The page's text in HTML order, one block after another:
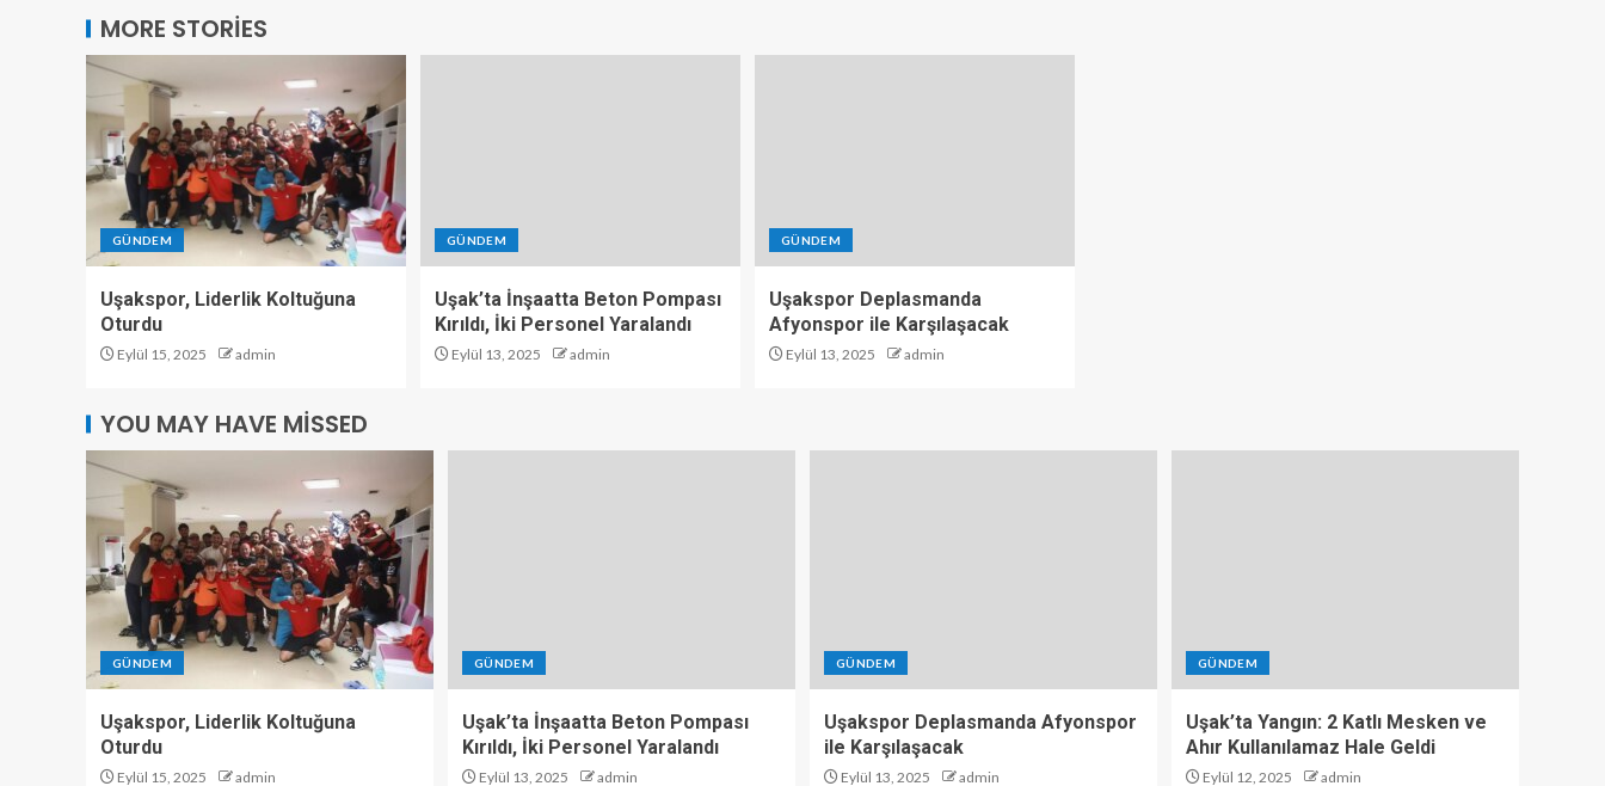
MORE STORIES
GÜNDEM
Uşakspor, Liderlik Koltuğuna
Oturdu
Eylül 15, 2025 admin
GÜNDEM
Uşak’ta İnşaatta Beton Pompası
Kırıldı, İki Personel Yaralandı
Eylül 13, 2025 admin
GÜNDEM
Uşakspor Deplasmanda
Afyonspor ile Karşılaşacak
Eylül 13, 2025 admin
YOU MAY HAVE MISSED
GÜNDEM
Uşakspor, Liderlik Koltuğuna
Oturdu
Eylül 15, 2025 admin
GÜNDEM
Uşak’ta İnşaatta Beton Pompası
Kırıldı, İki Personel Yaralandı
Eylül 13, 2025 admin
GÜNDEM
Uşakspor Deplasmanda Afyonspor
ile Karşılaşacak
Eylül 13, 2025 admin
GÜNDEM
Uşak’ta Yangın: 2 Katlı Mesken ve
Ahır Kullanılamaz Hale Geldi
Eylül 12, 2025 admin